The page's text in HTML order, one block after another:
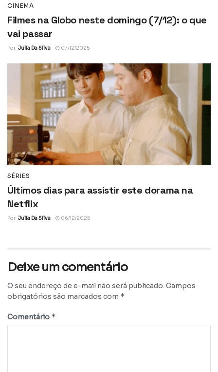
CINEMA
Filmes na Globo neste domingo (7/12): o que
vai passar
Por Julia Da Silva 07/12/2025
SÉRIES
Últimos dias para assistir este dorama na
Netflix
Por Julia Da Silva 06/12/2025
Deixe um comentário
O seu endereço de e-mail não será publicado. Campos
obrigatórios são marcados com *
Comentário *